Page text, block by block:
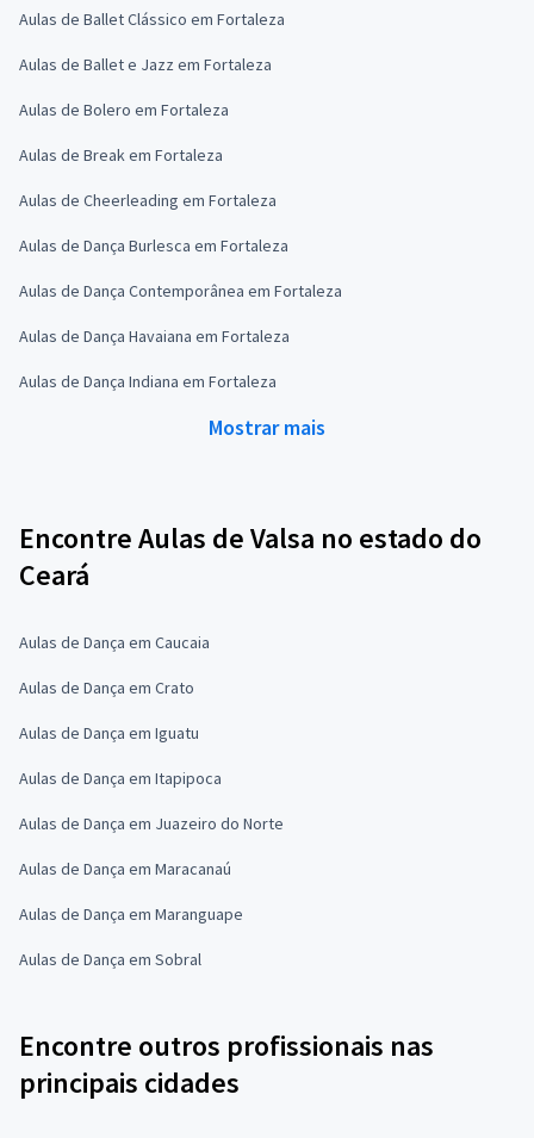
Aulas de Ballet Clássico em Fortaleza
Aulas de Ballet e Jazz em Fortaleza
Aulas de Bolero em Fortaleza
Aulas de Break em Fortaleza
Aulas de Cheerleading em Fortaleza
Aulas de Dança Burlesca em Fortaleza
Aulas de Dança Contemporânea em Fortaleza
Aulas de Dança Havaiana em Fortaleza
Aulas de Dança Indiana em Fortaleza
Mostrar mais
Encontre Aulas de Valsa no estado do
Ceará
Aulas de Dança em Caucaia
Aulas de Dança em Crato
Aulas de Dança em Iguatu
Aulas de Dança em Itapipoca
Aulas de Dança em Juazeiro do Norte
Aulas de Dança em Maracanaú
Aulas de Dança em Maranguape
Aulas de Dança em Sobral
Encontre outros profissionais nas
principais cidades